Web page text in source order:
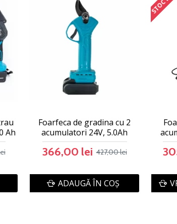
Ah
Foarfeca de gradina cu 2
acumulatori 24V, 5.0Ah
366,00 lei 427,00 lei
ADAUGĂ ÎN COŞ